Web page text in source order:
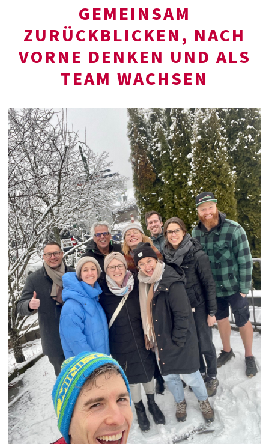
GEMEINSAM
ZURÜCKBLICKEN, NACH
VORNE DENKEN UND ALS
TEAM WACHSEN